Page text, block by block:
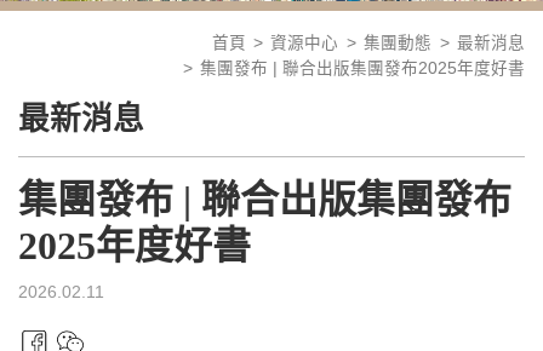
首頁 資源中心 集團動態
最新消息
集團發布 | 聯合出版集團發布2025年度好書
最新消息
集團發布 | 聯合出版集團發布
2025年度好書
2026.02.11